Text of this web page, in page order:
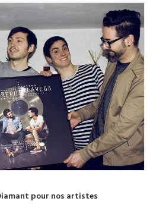
pour nos artistes